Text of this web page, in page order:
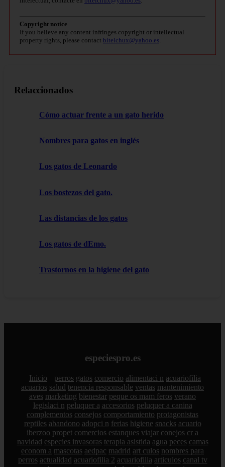
Copyright notice
If you believe any content infringes copyright or intellectual
property rights, please contact bitelchux@yahoo.es.
Relaccionados
Cómo actuar frente a un gato herido
Nombres para gatos en inglés
Los gatos de Leonardo
Los bostezos del gato.
Las distancias de los gatos
Los gatos de dEmo.
Trastornos en la higiene del gato
especiespro.es
Inicio perros gatos comercio alimentaci n acuariofilia
acuarios salud tenencia responsable ventas mantenimiento
aves marketing bienestar peque os mam feros verano
legislaci n peluquer a accesorios peluquer a canina
complementos consejos comportamiento protagonistas
reptiles abandono adopci n ferias higiene snacks acuario
iberzoo propet comercios estanques viajar conejos cr a
navidad especies invasoras terapia asistida agua peces camas
econom a mascotas aedpac madrid art culos nombres para
perros actualidad acuariofilia 2 acuariofilia articulos canal tv